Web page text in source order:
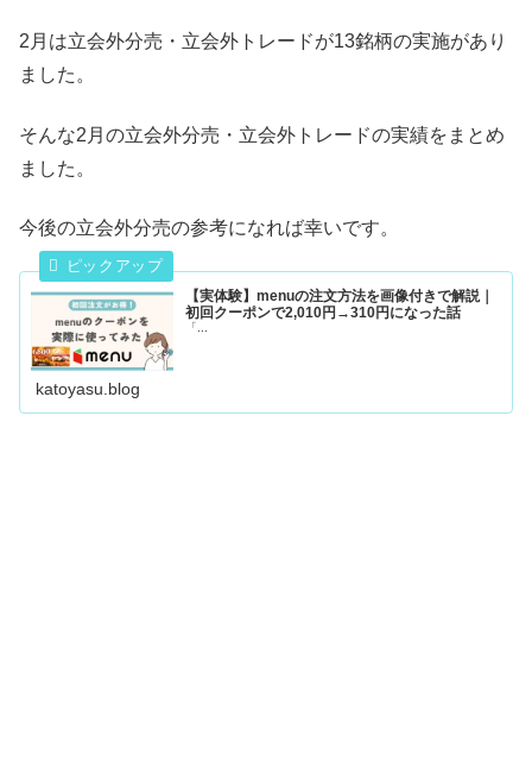
2月は立会外分売・立会外トレードが13銘柄の実施があり
ました。
そんな2月の立会外分売・立会外トレードの実績をまとめ
ました。
今後の立会外分売の参考になれば幸いです。
【実体験】menuの注文方法を画像付きで解説｜
初回クーポンで2,010円→310円になった話
「...
katoyasu.blog